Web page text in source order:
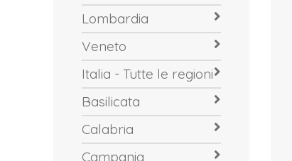
Lombardia
Veneto
Italia - Tutte le regioni
Basilicata
Calabria
Campania